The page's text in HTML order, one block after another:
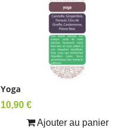
Yoga
Prix
10,90 €
Ajouter au panier